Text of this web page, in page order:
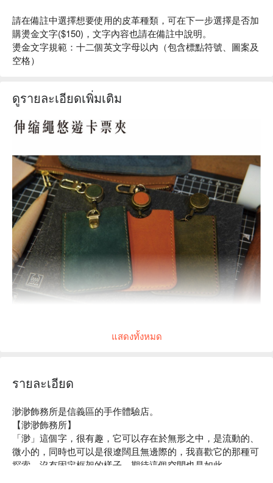
請在備註中選擇想要使用的皮革種類，可在下一步選擇是否加
購燙金文字($150)，文字內容也請在備註中說明。
燙金文字規範：十二個英文字母以內（包含標點符號、圖案及
空格）
ดูรายละเอียดเพิ่มเติม
แสดงทั้งหมด
รายละเอียด
渺渺飾務所是信義區的手作體驗店。
【渺渺飾務所】
「渺」這個字，很有趣，它可以存在於無形之中，是流動的、
微小的，同時也可以是很遼闊且無邊際的，我喜歡它的那種可
探索、沒有固定框架的樣子。期待這個空間也是如此。